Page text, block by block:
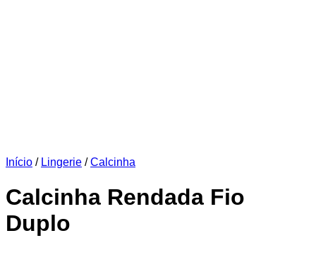
Início / Lingerie / Calcinha
Calcinha Rendada Fio
Duplo